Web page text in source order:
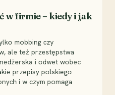
w firmie – kiedy i jak
mobbing czy
ale też przestępstwa
i odwet wobec
przepisy polskiego
i w czym pomaga